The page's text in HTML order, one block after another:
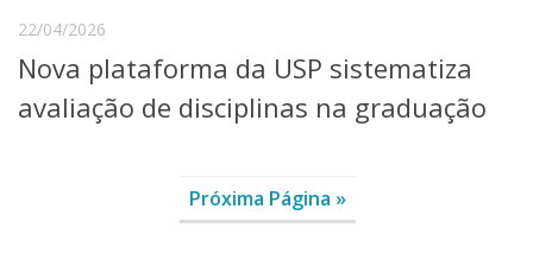
22/04/2026
Nova plataforma da USP sistematiza
avaliação de disciplinas na graduação
Próxima Página »